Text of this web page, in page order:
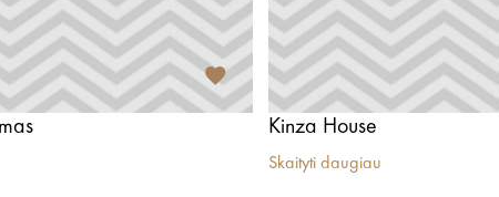
Kinza House
Skaityti daugiau